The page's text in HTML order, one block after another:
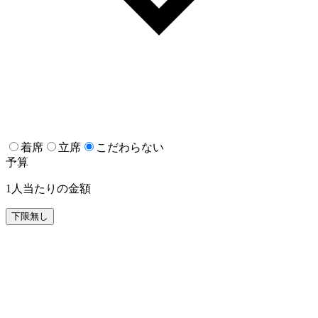
着席 立席
こだわらない
予算
1人当たりの金額
下限無し